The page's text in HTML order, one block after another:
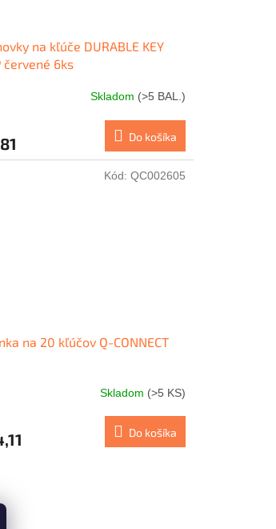
na kľúče DURABLE KEY
červené 6ks
Skladom (>5 BAL.)
Do košíka
na 20 kľúčov Q-CONNECT
Skladom (>5 KS)
Do košíka
Kód: QC002605